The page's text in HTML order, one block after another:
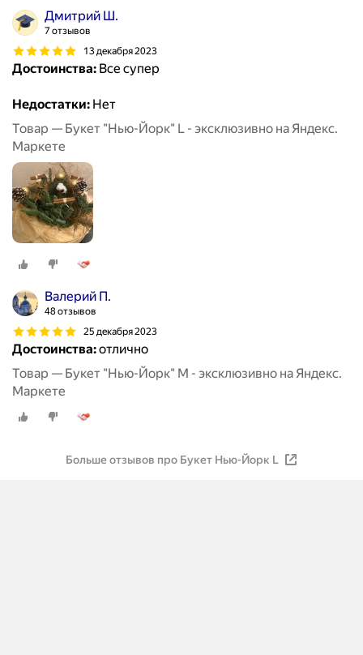
Дмитрий Ш.
7 отзывов
13 декабря 2023
Достоинства: Все супер
Недостатки: Нет
Товар — Букет "Нью-Йорк" L - эксклюзивно на Яндекс.
Маркете
Валерий П.
48 отзывов
25 декабря 2023
Достоинства:отлично
Товар — Букет "Нью-Йорк" M - эксклюзивно на Яндекс.
Маркете
Больше отзывов про Букет Нью-Йорк L